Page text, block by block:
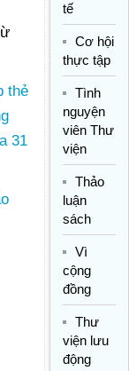
thẻ
31
tế
Cơ hội
thực tập
Tình
nguyện
viên Thư
viện
Thảo
luận
sách
Vì
cộng
đồng
Thư
viện lưu
động